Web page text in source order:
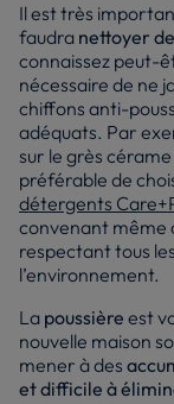
Il est très
faudra nettoyer
connaissez peut-
nécessaire de ne
chiffons anti-
adéquats. Par
sur le grès
préférable de
détergents
convenant même
respectant tous
l’environnement.
La poussière est
nouvelle maison
mener à des
et difficile à